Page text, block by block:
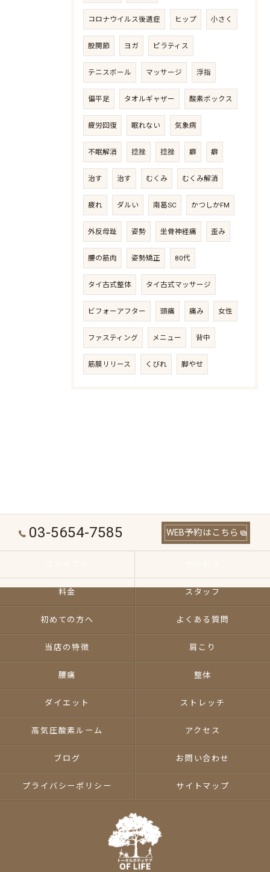
コロナウイルス後遺症 ヒップ 小さく
股関節 ヨガ ピラティス
テニスボール マッサージ 浮指
偏平足 タオルギャザー 酸素ボックス
疲労回復 眠れない 気象病
不眠解消 捻挫 捻挫 癖 癖
治す 治す むくみ むくみ解消
疲れ ダルい 南葛SC かつしかFM
外反母趾 姿勢 坐骨神経痛 歪み
腰の筋肉 姿勢矯正 80代
タイ古式整体 タイ古式マッサージ
ビフォーアフター 頭痛 痛み 女性
ファスティング メニュー 背中
筋膜リリース くびれ 脚やせ
03-5654-7585 WEB予約はこちら
料金 スタッフ
初めての方へ よくある質問
当店の特徴 肩こり
腰痛 整体
ダイエット ストレッチ
高気圧酸素ルーム アクセス
ブログ お問い合わせ
プライバシーポリシー サイトマップ